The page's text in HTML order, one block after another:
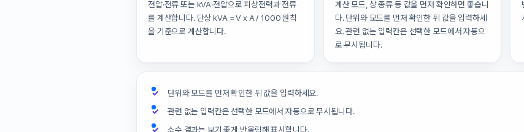
전압·전류 또는 kVA·전압으로 피상전력과 전류
를 계산합니다. 단상 kVA = V x A / 1000 원칙
을 기준으로 계산합니다.
계산 모드, 상 종류 등 값을 먼저 확인하면 좋습니
다. 단위와 모드를 먼저 확인한 뒤 값을 입력하세
요. 관련 없는 입력칸은 선택한 모드에서 자동으
로 무시됩니다.
단위와 모드를 먼저 확인한 뒤 값을 입력하세요.
관련 없는 입력칸은 선택한 모드에서 자동으로 무시됩니다.
소수 결과는 보기 좋게 반올림해 표시합니다.